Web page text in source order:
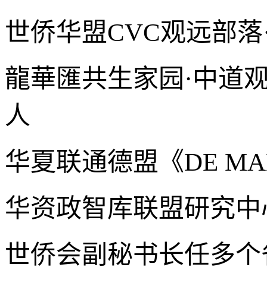
世侨华盟CVC观远部
龍華匯共生家园·中道
人
华夏联通德盟《DE
华资政智库联盟研究
世侨会副秘书长任多